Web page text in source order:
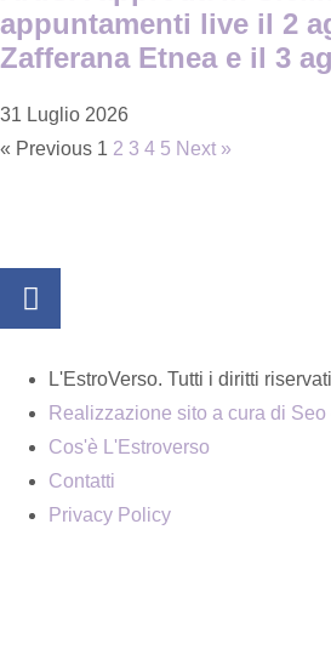
appuntamenti live il 2
Zafferana Etnea e il 3
31 Luglio 2026
« Previous 1 2 3 4 5 Next »
L'EstroVerso. Tutti i diritti
Realizzazione sito a cura di Seo
Cos'è L'Estroverso
Contatti
Privacy Policy